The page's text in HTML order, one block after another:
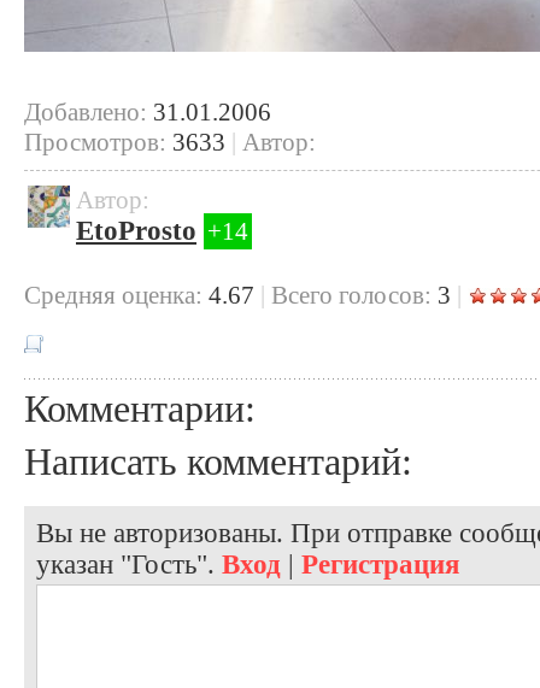
Добавлено: 31.01.2006
Просмотров: 3633 | Автор:
Автор:
EtoProsto +14
Cредняя оценка: 4.67 | Всего голосов: 3 |
Комментарии:
Написать комментарий:
Вы не авторизованы. При отправке
указан "Гость". Вход | Регистрация